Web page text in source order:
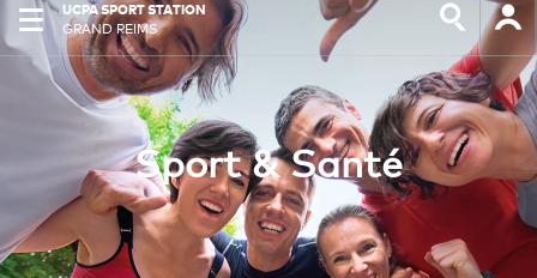
UCPA SPORT STATION
GRAND REIMS
Sport & Santé